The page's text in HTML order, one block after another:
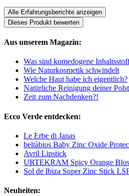
Alle Erfahrungsberichte anzeigen
Dieses Produkt bewerten
Aus unserem Magazin:
Was sind komedogene
Wie Naturkosmetik schwindelt
Welche Haut habe ich eigentlich?
Natürliche Reinigung deiner
Zeit zum Nachdenken?!
Ecco Verde entdecken:
Le Erbe di Janas
beltàbios Baby Zinc Oxide
Avril Lipstick
URTEKRAM Spicy Orange
Sol de Ibiza Super Zinc Stick
Neuheiten: